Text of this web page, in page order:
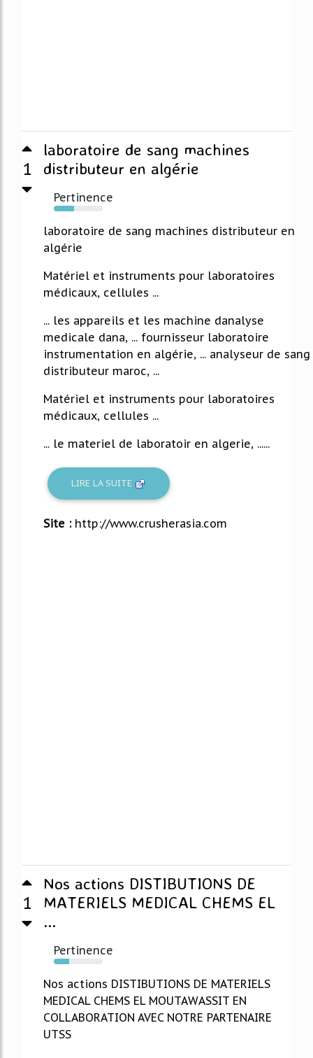
1
laboratoire de sang machines
distributeur en algérie
Pertinence
42%
laboratoire de sang machines distributeur en
algérie
Matériel et instruments pour laboratoires
médicaux, cellules ...
... les appareils et les machine danalyse
medicale dana, ... fournisseur laboratoire
instrumentation en algérie, ... analyseur de sang
distributeur maroc, ...
Matériel et instruments pour laboratoires
médicaux, cellules ...
... le materiel de laboratoir en algerie, ......
LIRE LA SUITE
Site : http://www.crusherasia.com
1
Nos actions DISTIBUTIONS DE
MATERIELS MEDICAL CHEMS EL
...
Pertinence
32%
Nos actions DISTIBUTIONS DE MATERIELS
MEDICAL CHEMS EL MOUTAWASSIT EN
COLLABORATION AVEC NOTRE PARTENAIRE
UTSS